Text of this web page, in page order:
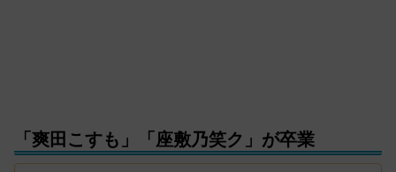
「爽田こすも」「座敷乃笑ク」が卒業